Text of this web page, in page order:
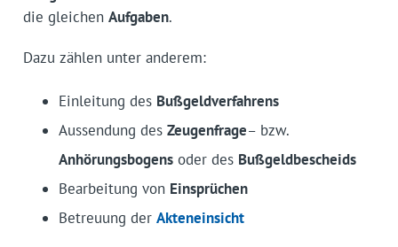
die gleichen Aufgaben.
Dazu zählen unter anderem:
Einleitung des Bußgeldverfahrens
Aussendung des Zeugenfrage– bzw.
Anhörungsbogensoder des Bußgeldbescheids
Bearbeitung von Einsprüchen
Betreuung der Akteneinsicht